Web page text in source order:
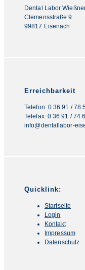
Dental Labor
Clemensstraße 9
99817 Eisenach
Erreichbarkeit
Telefon: 0 36 91 / 78
Telefax: 0 36 91 / 74
info@dentallabor-
Quicklink:
Startseite
Login
Kontakt
Impressum
Datenschutz